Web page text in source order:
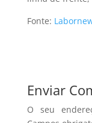
Fonte:
Enviar
O seu